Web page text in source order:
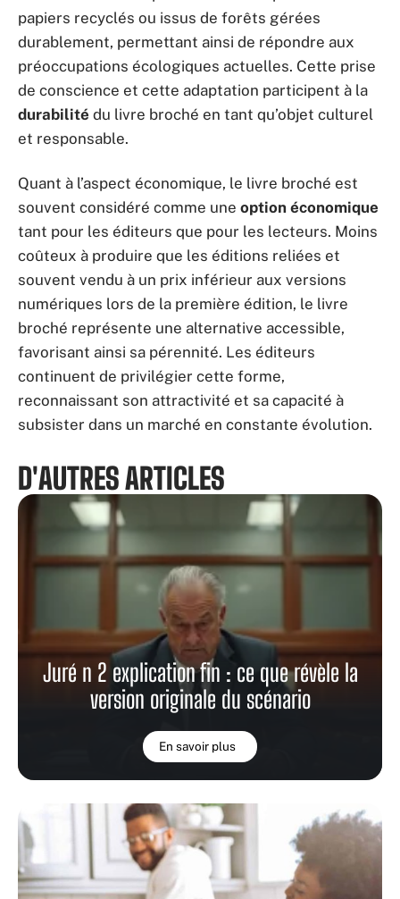
papiers recyclés ou issus de forêts gérées
durablement, permettant ainsi de répondre aux
préoccupations écologiques actuelles. Cette prise
de conscience et cette adaptation participent à la
durabilité du livre broché en tant qu’objet culturel
et responsable.
Quant à l’aspect économique, le livre broché est
souvent considéré comme une option économique
tant pour les éditeurs que pour les lecteurs. Moins
coûteux à produire que les éditions reliées et
souvent vendu à un prix inférieur aux versions
numériques lors de la première édition, le livre
broché représente une alternative accessible,
favorisant ainsi sa pérennité. Les éditeurs
continuent de privilégier cette forme,
reconnaissant son attractivité et sa capacité à
subsister dans un marché en constante évolution.
D'AUTRES ARTICLES
Juré n 2 explication fin : ce que révèle la
version originale du scénario
En savoir plus